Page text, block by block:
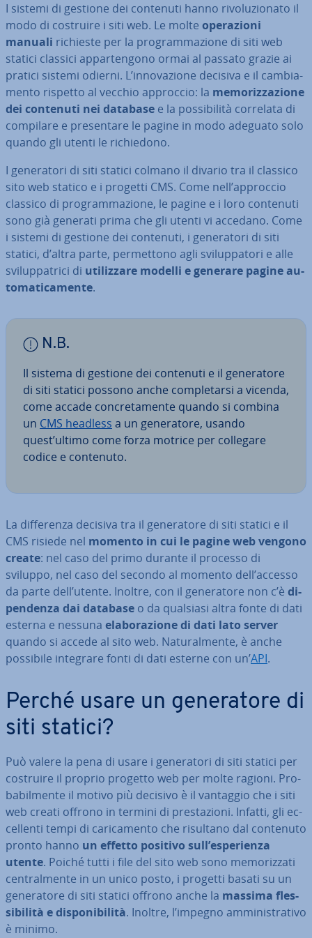
I sistemi di gestione dei contenuti hanno ri­vo­lu­zio­na­to il
modo di costruire i siti web. Le molte ope­ra­zio­ni
manuali richieste per la pro­gram­ma­zio­ne di siti web
statici classici ap­par­ten­go­no ormai al passato grazie ai
pratici sistemi odierni. L’in­no­va­zio­ne decisiva e il cam­bia­
men­to rispetto al vecchio approccio: la me­mo­riz­za­zio­ne
dei contenuti nei database e la pos­si­bi­li­tà correlata di
compilare e pre­sen­ta­re le pagine in modo adeguato solo
quando gli utenti le ri­chie­do­no.
I ge­ne­ra­to­ri di siti statici colmano il divario tra il classico
sito web statico e i progetti CMS. Come nell’approccio
classico di pro­gram­ma­zio­ne, le pagine e i loro contenuti
sono già generati prima che gli utenti vi accedano. Come
i sistemi di gestione dei contenuti, i ge­ne­ra­to­ri di siti
statici, d’altra parte, per­met­to­no agli svi­lup­pa­to­ri e alle
svi­lup­pa­tri­ci di uti­liz­za­re modelli e generare pagine au­
to­ma­ti­ca­men­te.
N.B.
Il sistema di gestione dei contenuti e il ge­ne­ra­to­re
di siti statici possono anche com­ple­tar­si a vicenda,
come accade con­cre­ta­men­te quando si combina
un CMS headless a un ge­ne­ra­to­re, usando
quest’ultimo come forza motrice per collegare
codice e contenuto.
La dif­fe­ren­za decisiva tra il ge­ne­ra­to­re di siti statici e il
CMS risiede nel momento in cui le pagine web vengono
create: nel caso del primo durante il processo di
sviluppo, nel caso del secondo al momento dell’accesso
da parte dell’utente. Inoltre, con il ge­ne­ra­to­re non c’è di­
pen­den­za dai database o da qualsiasi altra fonte di dati
esterna e nessuna ela­bo­ra­zio­ne di dati lato server
quando si accede al sito web. Na­tu­ral­men­te, è anche
possibile integrare fonti di dati esterne con un’API.
Perché usare un ge­ne­ra­to­re di
siti statici?
Può valere la pena di usare i ge­ne­ra­to­ri di siti statici per
costruire il proprio progetto web per molte ragioni. Pro­
ba­bil­men­te il motivo più decisivo è il vantaggio che i siti
web creati offrono in termini di pre­sta­zio­ni. Infatti, gli ec­
cel­len­ti tempi di ca­ri­ca­men­to che risultano dal contenuto
pronto hanno un effetto positivo sull’espe­rien­za
utente. Poiché tutti i file del sito web sono me­mo­riz­za­ti
cen­tral­men­te in un unico posto, i progetti basati su un
ge­ne­ra­to­re di siti statici offrono anche la massima fles­
si­bi­li­tà e di­spo­ni­bi­li­tà. Inoltre, l’impegno am­mi­ni­stra­ti­vo
è minimo.